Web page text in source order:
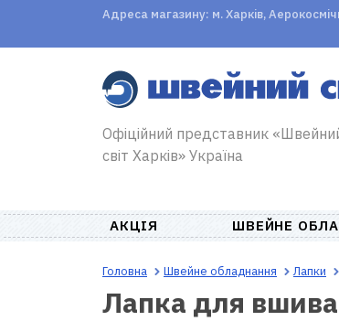
Адреса магазину: м. Харків,
Офіційний представник
світ Харків» Україна
АКЦІЯ ШВЕЙНЕ
Головна Швейне обладнання Лапки
Лапка для